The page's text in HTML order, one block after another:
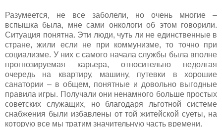
Разумеется, не все заболели, но очень многие –
вспышка была, мне сами онкологи об этом говорили.
Ситуация понятна. Эти люди, чуть ли не единственные в
стране, жили если не при коммунизме, то точно при
социализме. У них с самого начала службы была вполне
прогнозируемая карьера, относительно недолгая
очередь на квартиру, машину, путевки в хорошие
санатории – в общем, понятные и довольно выгодные
правила игры. Получали они ненамного больше простых
советских служащих, но благодаря льготной системе
снабжения были избавлены от той житейской суеты, на
которую все мы тратим значительную часть времени.